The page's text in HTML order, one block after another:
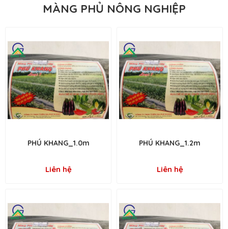
MÀNG PHỦ NÔNG NGHIỆP
PHÚ KHANG_1.0m
Liên hệ
PHÚ KHANG_1.2m
Liên hệ